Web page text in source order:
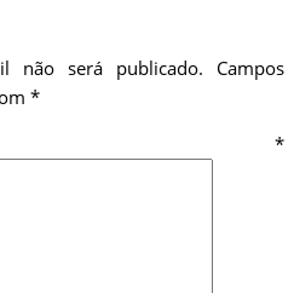
não será publicado.
Campos
*
*